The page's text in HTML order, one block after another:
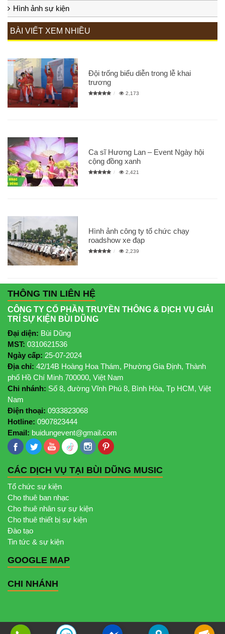
Hình ảnh sự kiện
BÀI VIẾT XEM NHIỀU
Đội trống biểu diễn trong lễ khai
trương
2,173
Ca sĩ Hương Lan – Event Ngày hội
cộng đồng xanh
2,421
Hình ảnh công ty tổ chức chạy
roadshow xe đạp
2,239
THÔNG TIN LIÊN HỆ
CÔNG TY CỔ PHẦN TRUYỀN THÔNG & DỊCH VỤ GIẢI
TRÍ SỰ KIỆN BÙI DŨNG
Đại diện: Bùi Dũng
MST: 0310621536
Ngày cấp: 25-07-2024
Địa chỉ: 42/14B Hoàng Hoa Thám, Phường Gia Định, Thành
phố Hồ Chí Minh 700000, Việt Nam
Chi nhánh: Số 8, đường Vĩnh Phú 8, Bình Hòa, Tp HCM, Việt
Nam
Điện thoại: 0933823068
Hotline: 0907823444
Email: buidungevent@gmail.com
CÁC DỊCH VỤ TẠI BÙI DŨNG MUSIC
Tổ chức sự kiện
Cho thuê ban nhạc
Cho thuê nhân sự sự kiện
Cho thuê thiết bị sự kiện
Đào tạo
Tin tức & sự kiện
GOOGLE MAP
CHI NHÁNH